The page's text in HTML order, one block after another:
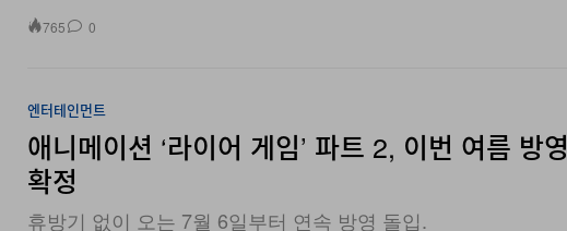
765 0
엔터테인먼트
애니메이션 ‘라이어 게임’ 파트 2, 이번 여름 방영
확정
휴방기 없이 오는 7월 6일부터 연속 방영 돌입.